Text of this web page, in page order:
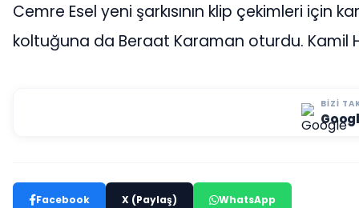
Cemre Esel yeni şarkısının klip çekimleri için
koltuğuna da Beraat Karaman oturdu. Kamil
BIZI
Facebook X (Paylaş) WhatsApp